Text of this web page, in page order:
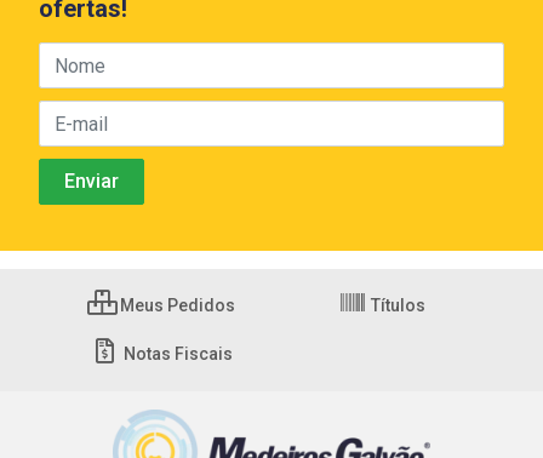
ofertas!
Meus Pedidos Títulos
Notas Fiscais